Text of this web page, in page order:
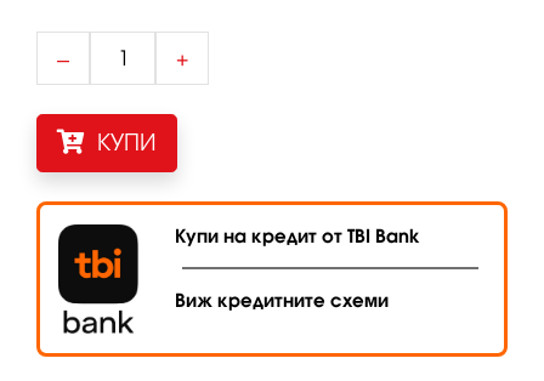
– +
КУПИ
Купи на кредит от TBI Bank
Виж кредитните схеми